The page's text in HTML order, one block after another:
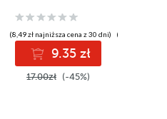
(8,49 zł najniższa cena z 30 dni)
9.35 zł
17.00zł (-45%)
(116,10 zł